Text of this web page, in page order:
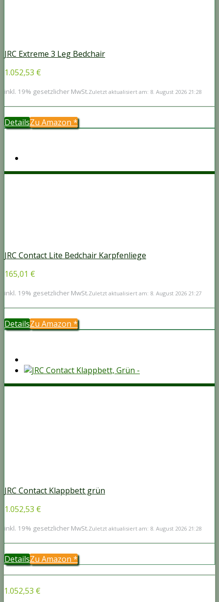
JRC Extreme 3 Leg Bedchair
1.052,53 €
inkl. 19% gesetzlicher MwSt.Zuletzt aktualisiert am: 8. August 2026 21:28
DetailsZu Amazon *
JRC Contact Lite Bedchair Karpfenliege
165,01 €
inkl. 19% gesetzlicher MwSt.Zuletzt aktualisiert am: 8. August 2026 21:27
DetailsZu Amazon *
JRC Contact Klappbett grün
1.052,53 €
inkl. 19% gesetzlicher MwSt.Zuletzt aktualisiert am: 8. August 2026 21:28
DetailsZu Amazon *
1.052,53 €